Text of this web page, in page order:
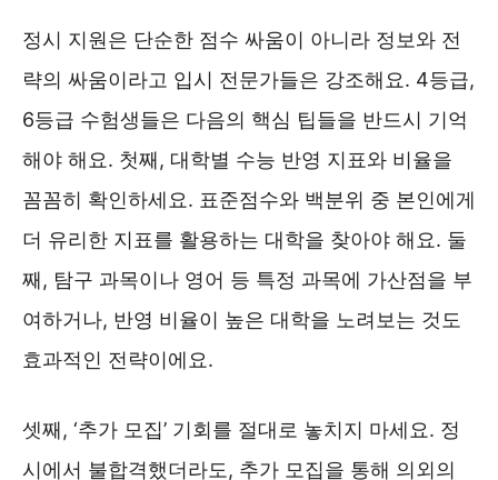
정시 지원은 단순한 점수 싸움이 아니라 정보와 전
략의 싸움이라고 입시 전문가들은 강조해요. 4등급,
6등급 수험생들은 다음의 핵심 팁들을 반드시 기억
해야 해요. 첫째, 대학별 수능 반영 지표와 비율을
꼼꼼히 확인하세요. 표준점수와 백분위 중 본인에게
더 유리한 지표를 활용하는 대학을 찾아야 해요. 둘
째, 탐구 과목이나 영어 등 특정 과목에 가산점을 부
여하거나, 반영 비율이 높은 대학을 노려보는 것도
효과적인 전략이에요.
셋째, ‘추가 모집’ 기회를 절대로 놓치지 마세요. 정
시에서 불합격했더라도, 추가 모집을 통해 의외의